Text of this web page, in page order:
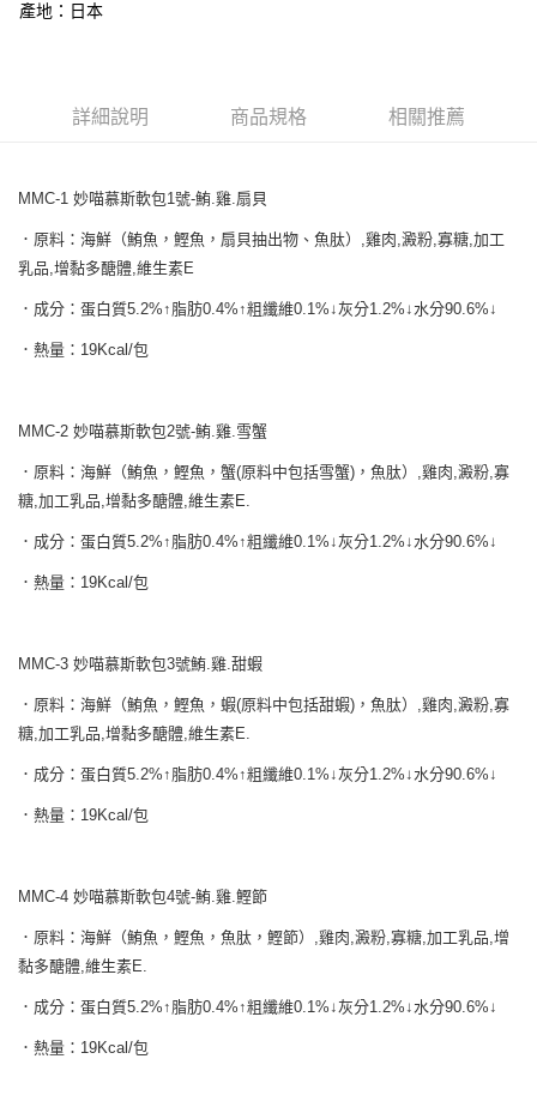
【關於「AFTEE先享後付」】
２．便利：只要手機號碼，簡訊認證，即可結帳。
１．於結帳方式選擇「AFTEE先享後付」後，將跳轉至「AFTEE先享後付」
２．訂單成立數日內，您將收到繳費通知簡訊。
３．收到繳費通知簡訊後14天內，點擊此簡訊中的連結，可透過四大超商／
※ 請注意：結帳手續完成當下不需立刻繳費，但若您需要取消訂單，請聯絡
後付繳納相關費用。
１．透過由恩沛科技股份有限公司提供之「AFTEE先享後付」服務完成之交
易，需依本服務之必要範圍內提供個人資料，並將交易相關給付款項請求債
２．關於個人資料處理事宜，請瀏覽以下網址：
３．未成年的使用者請事先徵得法定代理人或監護人之同意方可使用
時審查核予不同之上限額度；若仍有額度不足之情形，本公司將視審查結果
請求用戶進行身份認證。
５．嚴禁一人註冊多個帳號或使用他人資訊註冊。若發現惡意使用之情形，
恩沛科技股份有限公司將有權停止該用戶之使用額度並採取法律行動。
每筆NT$65
產地：日本
詳細說明 商品規格 相關推薦
MMC-1 妙喵慕斯軟包1號-鮪.雞.扇貝
．原料：海鮮（鮪魚，鰹魚，扇貝抽出物、魚肽）,雞肉,澱粉,寡糖,加工
乳品,增黏多醣體,維生素E
．成分：蛋白質5.2%↑脂肪0.4%↑粗纖維0.1%↓灰分1.2%↓水分90.6%↓
．熱量：19Kcal/包
MMC-2 妙喵慕斯軟包2號-鮪.雞.雪蟹
．原料：海鮮（鮪魚，鰹魚，蟹(原料中包括雪蟹)，魚肽）,雞肉,澱粉,寡
糖,加工乳品,增黏多醣體,維生素E.
．成分：蛋白質5.2%↑脂肪0.4%↑粗纖維0.1%↓灰分1.2%↓水分90.6%↓
．熱量：19Kcal/包
MMC-3 妙喵慕斯軟包3號鮪.雞.甜蝦
．原料：海鮮（鮪魚，鰹魚，蝦(原料中包括甜蝦)，魚肽）,雞肉,澱粉,寡
糖,加工乳品,增黏多醣體,維生素E.
．成分：蛋白質5.2%↑脂肪0.4%↑粗纖維0.1%↓灰分1.2%↓水分90.6%↓
．熱量：19Kcal/包
MMC-4 妙喵慕斯軟包4號-鮪.雞.鰹節
．原料：海鮮（鮪魚，鰹魚，魚肽，鰹節）,雞肉,澱粉,寡糖,加工乳品,增
黏多醣體,維生素E.
．成分：蛋白質5.2%↑脂肪0.4%↑粗纖維0.1%↓灰分1.2%↓水分90.6%↓
．熱量：19Kcal/包